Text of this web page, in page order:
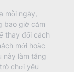
mỗi ngày,
bao giờ cảm
thay đổi cách
mới hoặc
này làm tăng
chơi yêu